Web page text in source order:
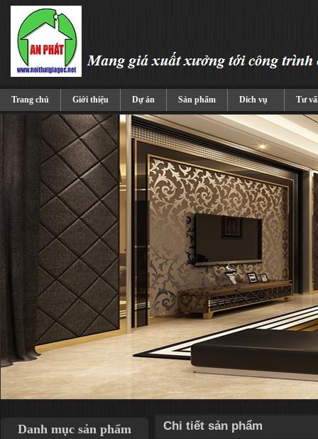
Trang chủ Giới thiệu Dự án Sản phẩm Dich vụ Tư
Danh mục sản phẩm Chi tiết sản phẩm